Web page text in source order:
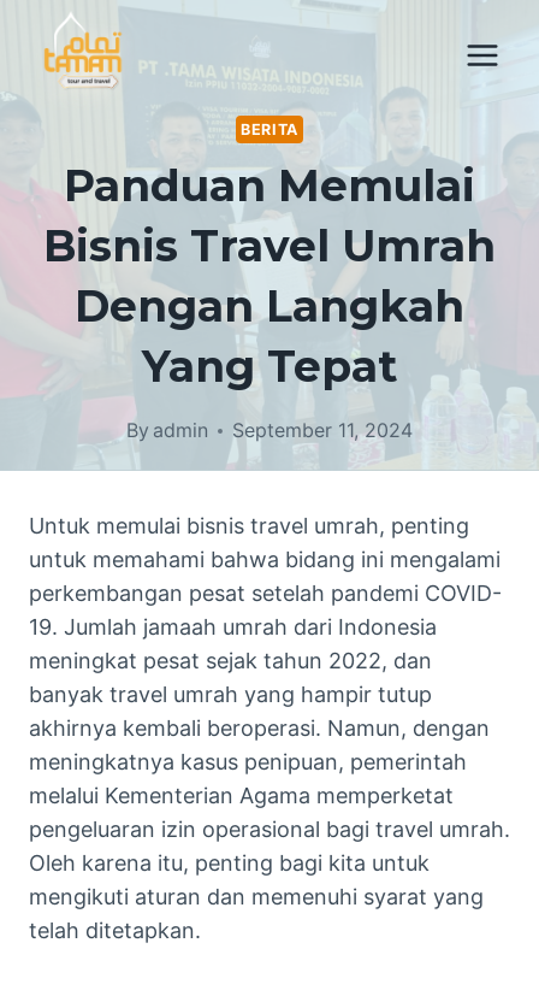
content
BERITA
Panduan Memulai
Bisnis Travel Umrah
Dengan Langkah
Yang Tepat
By admin September 11, 2024
Untuk memulai bisnis travel umrah, penting
untuk memahami bahwa bidang ini mengalami
perkembangan pesat setelah pandemi COVID-
19. Jumlah jamaah umrah dari Indonesia
meningkat pesat sejak tahun 2022, dan
banyak travel umrah yang hampir tutup
akhirnya kembali beroperasi. Namun, dengan
meningkatnya kasus penipuan, pemerintah
melalui Kementerian Agama memperketat
pengeluaran izin operasional bagi travel umrah.
Oleh karena itu, penting bagi kita untuk
mengikuti aturan dan memenuhi syarat yang
telah ditetapkan.